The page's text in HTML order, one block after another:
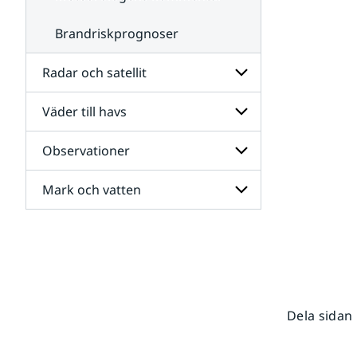
Brandriskprognoser
Radar och satellit
Undersidor
för
Radar
och
satellit
Väder till havs
Undersidor
för
Väder
till
havs
Observationer
Undersidor
för
Mark och vatten
Dela sidan